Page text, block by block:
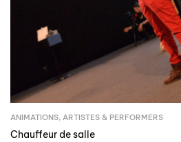
ANIMATIONS, ARTISTES & PERFORMERS
Chauffeur de salle